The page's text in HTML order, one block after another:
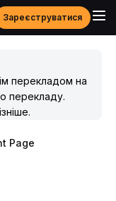
Зареєструватися
перекладом на
перекладу.
Page